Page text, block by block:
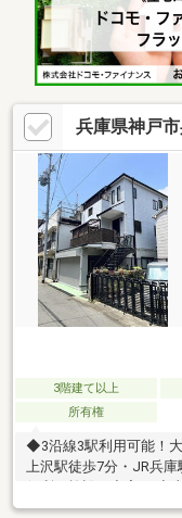
60年無償定期点検も継承
兵庫県神戸
3階建て以上
所有権
◆3沿線3駅利用可能！
上沢駅徒歩7分・JR兵
137.16㎡（約41坪）